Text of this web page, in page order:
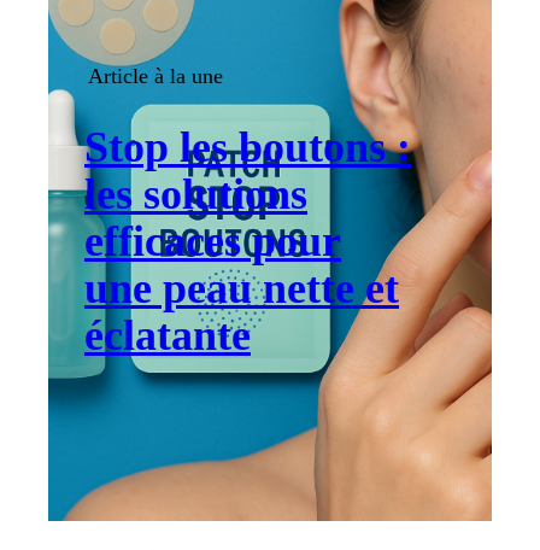
Article à la une
Stop les boutons :
les solutions
efficaces pour
une peau nette et
éclatante